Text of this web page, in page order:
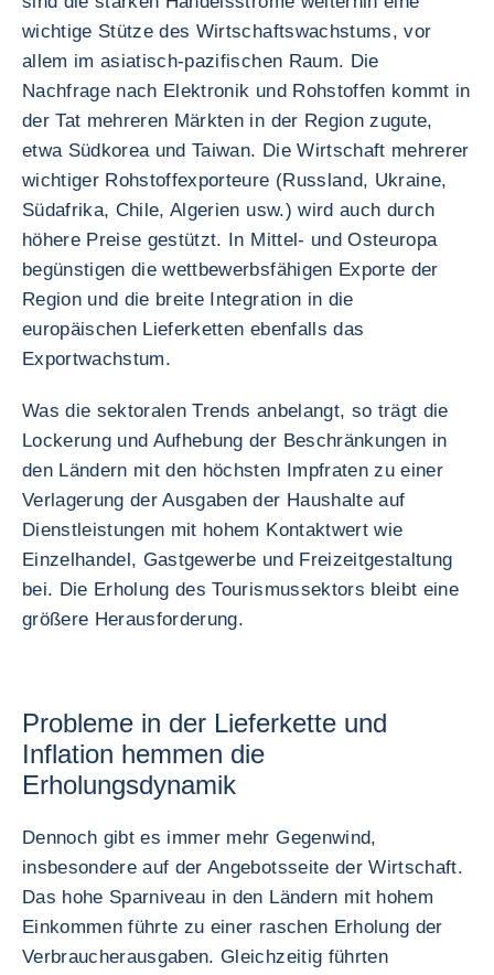
wichtige Stütze des Wirtschaftswachstums, vor
allem im asiatisch-pazifischen Raum. Die
Nachfrage nach Elektronik und Rohstoffen kommt in
der Tat mehreren Märkten in der Region zugute,
etwa Südkorea und Taiwan. Die Wirtschaft mehrerer
wichtiger Rohstoffexporteure (Russland, Ukraine,
Südafrika, Chile, Algerien usw.) wird auch durch
höhere Preise gestützt. In Mittel- und Osteuropa
begünstigen die wettbewerbsfähigen Exporte der
Region und die breite Integration in die
europäischen Lieferketten ebenfalls das
Exportwachstum.
Was die sektoralen Trends anbelangt, so trägt die
Lockerung und Aufhebung der Beschränkungen in
den Ländern mit den höchsten Impfraten zu einer
Verlagerung der Ausgaben der Haushalte auf
Dienstleistungen mit hohem Kontaktwert wie
Einzelhandel, Gastgewerbe und Freizeitgestaltung
bei. Die Erholung des Tourismussektors bleibt eine
größere Herausforderung.
Probleme in der Lieferkette und
Inflation hemmen die
Erholungsdynamik
Dennoch gibt es immer mehr Gegenwind,
insbesondere auf der Angebotsseite der Wirtschaft.
Das hohe Sparniveau in den Ländern mit hohem
Einkommen führte zu einer raschen Erholung der
Verbraucherausgaben. Gleichzeitig führten